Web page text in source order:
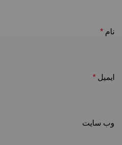
نام *
ایمیل *
وب‌ سایت